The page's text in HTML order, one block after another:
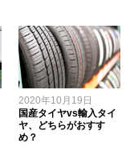
2020年10月19日
国産タイヤvs輸入タイ
ヤ、どちらがおすす
め？